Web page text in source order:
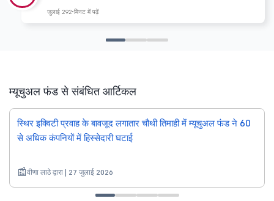
जुलाई 292 मिनट में पढ़ें
म्यूचुअल फंड से संबंधित आर्टिकल
स्थिर इक्विटी प्रवाह के बावजूद लगातार चौथी तिमाही में म्यूचुअल फंड ने 60
से अधिक कंपनियों में हिस्सेदारी घटाई
वीणा लाठे द्वारा | 27 जुलाई 2026